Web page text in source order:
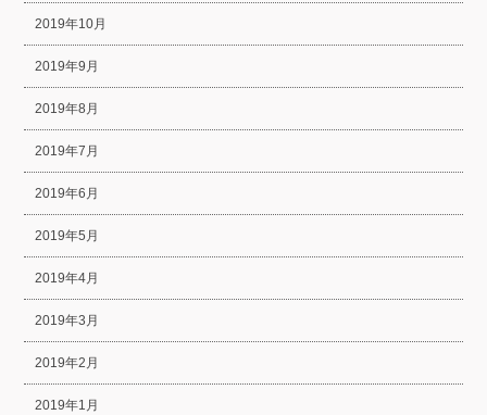
2019年10月
2019年9月
2019年8月
2019年7月
2019年6月
2019年5月
2019年4月
2019年3月
2019年2月
2019年1月